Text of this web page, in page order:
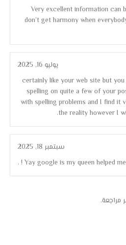
Very excellent information can
don’t get harmony when
يوليو 16, 2025
certainly like your web site but
spelling on quite a few of your
with spelling problems and I find it
the reality however I
سبتمبر 18, 2025
Yay google is my queen helped
مراجعة.